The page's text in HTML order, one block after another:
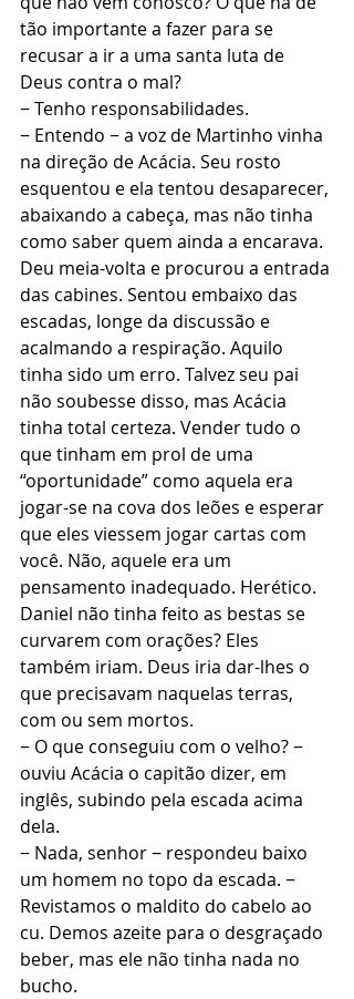
tão importante a fazer para se
recusar a ir a uma santa luta de
Deus contra o mal?
− Tenho responsabilidades.
− Entendo − a voz de Martinho vinha
na direção de Acácia. Seu rosto
esquentou e ela tentou desaparecer,
abaixando a cabeça, mas não tinha
como saber quem ainda a encarava.
Deu meia-volta e procurou a entrada
das cabines. Sentou embaixo das
escadas, longe da discussão e
acalmando a respiração. Aquilo
tinha sido um erro. Talvez seu pai
não soubesse disso, mas Acácia
tinha total certeza. Vender tudo o
que tinham em prol de uma
“oportunidade” como aquela era
jogar-se na cova dos leões e esperar
que eles viessem jogar cartas com
você. Não, aquele era um
pensamento inadequado. Herético.
Daniel não tinha feito as bestas se
curvarem com orações? Eles
também iriam. Deus iria dar-lhes o
que precisavam naquelas terras,
com ou sem mortos.
− O que conseguiu com o velho? −
ouviu Acácia o capitão dizer, em
inglês, subindo pela escada acima
dela.
− Nada, senhor − respondeu baixo
um homem no topo da escada. −
Revistamos o maldito do cabelo ao
cu. Demos azeite para o desgraçado
beber, mas ele não tinha nada no
bucho.